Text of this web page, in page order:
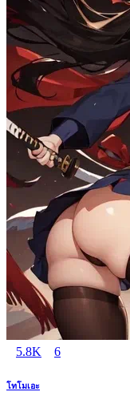
5.8K 6
โทโมเอะ